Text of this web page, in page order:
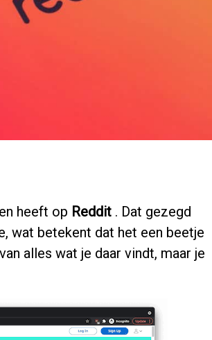
heeft op Reddit. Dat gezegd
wat betekent dat het een beetje
alles wat je daar vindt, maar je